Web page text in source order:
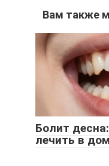
Вам также
Болит
лечить в